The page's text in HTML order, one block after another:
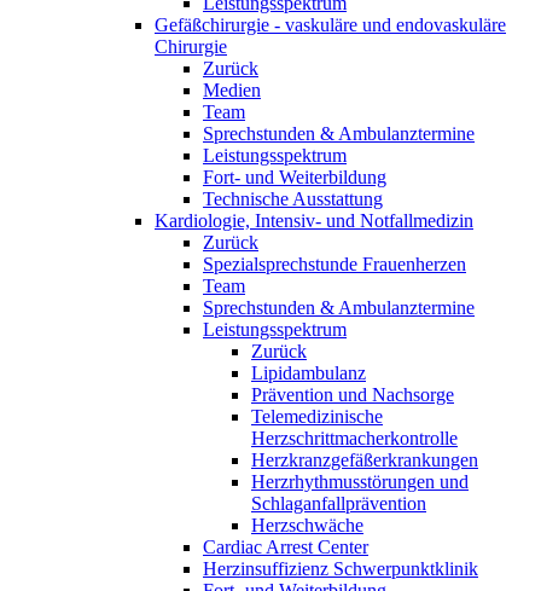
Gefäßchirurgie - vaskuläre und endovaskuläre
Chirurgie
Zurück
Medien
Team
Sprechstunden & Ambulanztermine
Leistungsspektrum
Fort- und Weiterbildung
Technische Ausstattung
Kardiologie, Intensiv- und Notfallmedizin
Zurück
Spezialsprechstunde Frauenherzen
Team
Sprechstunden & Ambulanztermine
Leistungsspektrum
Zurück
Lipidambulanz
Prävention und Nachsorge
Telemedizinische
Herzschrittmacherkontrolle
Herzkranzgefäßerkrankungen
Herzrhythmusstörungen und
Schlaganfallprävention
Herzschwäche
Cardiac Arrest Center
Herzinsuffizienz Schwerpunktklinik